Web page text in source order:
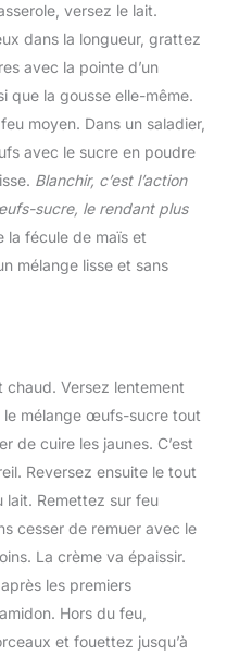
versez le lait.
dans la longueur, grattez
avec la pointe d’un
que la gousse elle-même.
moyen. Dans un saladier,
avec le sucre en poudre
Blanchir, c’est l’action
sucre, le rendant plus
la fécule de maïs et
mélange lisse et sans
chaud. Versez lentement
le mélange œufs-sucre tout
de cuire les jaunes. C’est
Reversez ensuite le tout
lait. Remettez sur feu
cesser de remuer avec le
La crème va épaissir.
les premiers
Hors du feu,
et fouettez jusqu’à